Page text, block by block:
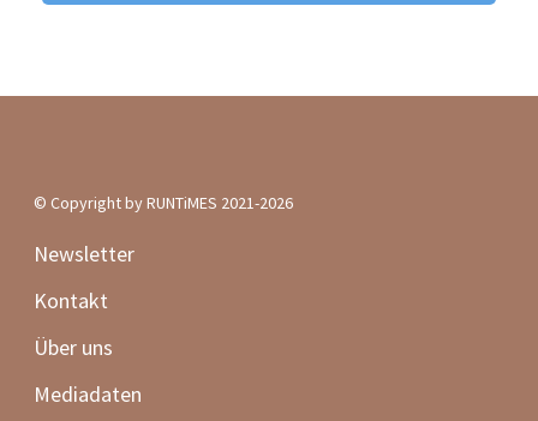
© Copyright by RUNTiMES 2021-2026
Newsletter
Kontakt
Über uns
Mediadaten